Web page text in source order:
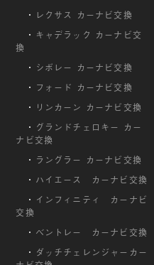
・ レクサス カーナビ交換
・ キャデラック カーナビ交
換
・ シボレー カーナビ交換
・ フォード カーナビ交換
・ リンカーン カーナビ交換
・ グランドチェロキー カー
ナビ交換
・ ラングラー カーナビ交換
・ ハイエース カーナビ交換
・ インフィニティ カーナビ
交換
・ ベントレー カーナビ交換
・ ダッチチェレンジャーカー